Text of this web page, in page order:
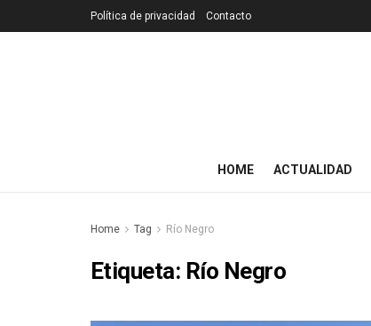
Política de privacidad Contacto
HOME ACTUALIDAD
Home Tag Río Negro
Etiqueta: Río Negro